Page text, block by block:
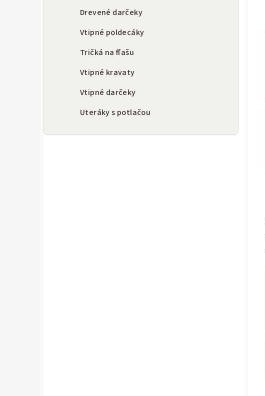
Drevené darčeky
Vtipné poldecáky
Tričká na fľašu
Vtipné kravaty
Vtipné darčeky
Uteráky s potlačou